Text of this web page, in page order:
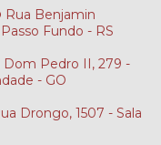
Rua Benjamin
Fundo - RS
Dom Pedro II, 279 -
- GO
Drongo, 1507 - Sala